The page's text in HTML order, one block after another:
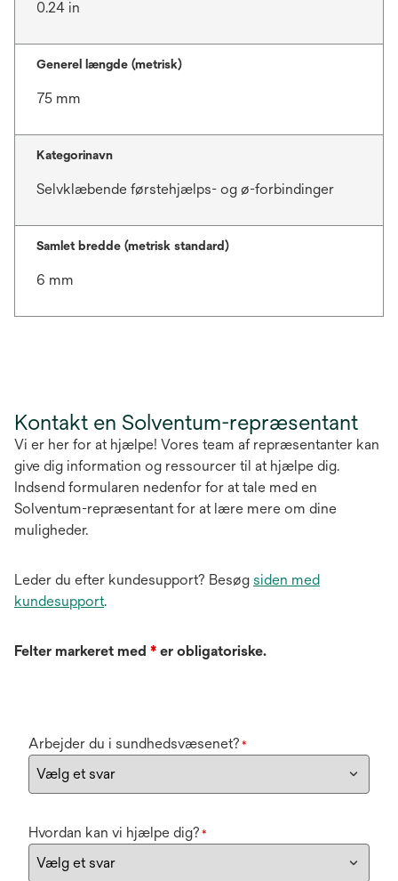
0.24 in
Generel længde (metrisk)
75 mm
Kategorinavn
Selvklæbende førstehjælps- og ø-forbindinger
Samlet bredde (metrisk standard)
6 mm
Kontakt en Solventum-repræsentant
Vi er her for at hjælpe! Vores team af repræsentanter kan
give dig information og ressourcer til at hjælpe dig.
Indsend formularen nedenfor for at tale med en
Solventum-repræsentant for at lære mere om dine
muligheder.
Leder du efter kundesupport? Besøg siden med
kundesupport.
Felter markeret med * er obligatoriske.
Arbejder du i sundhedsvæsenet? *
Hvordan kan vi hjælpe dig? *